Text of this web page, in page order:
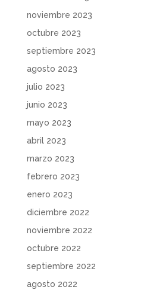
noviembre 2023
octubre 2023
septiembre 2023
agosto 2023
julio 2023
junio 2023
mayo 2023
abril 2023
marzo 2023
febrero 2023
enero 2023
diciembre 2022
noviembre 2022
octubre 2022
septiembre 2022
agosto 2022